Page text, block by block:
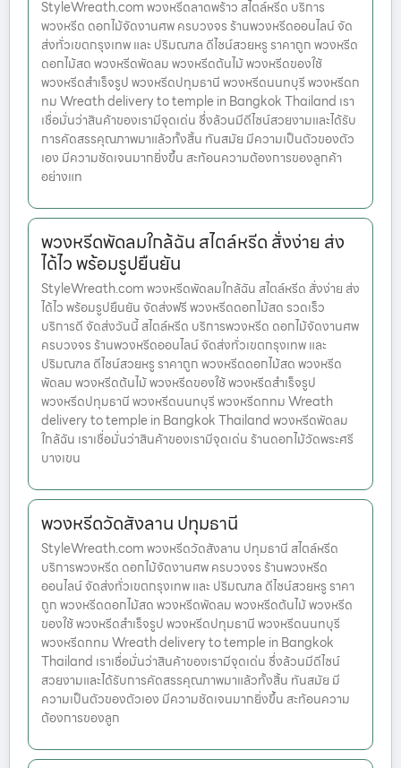
StyleWreath.com พวงหรีดลาดพร้าว สไตล์หรีด บริการ
พวงหรีด ดอกไม้จัดงานศพ ครบวงจร ร้านพวงหรีดออนไลน์ จัด
ส่งทั่วเขตกรุงเทพ และ ปริมณฑล ดีไซน์สวยหรู ราคาถูก พวงหรีด
ดอกไม้สด พวงหรีดพัดลม พวงหรีดต้นไม้ พวงหรีดของใช้
พวงหรีดสำเร็จรูป พวงหรีดปทุมธานี พวงหรีดนนทบุรี พวงหรีดก
ทม Wreath delivery to temple in Bangkok Thailand เรา
เชื่อมั่นว่าสินค้าของเรามีจุดเด่น ซึ่งล้วนมีดีไซน์สวยงามและได้รับ
การคัดสรรคุณภาพมาแล้วทั้งสิ้น ทันสมัย มีความเป็นตัวของตัว
เอง มีความชัดเจนมากยิ่งขึ้น สะท้อนความต้องการของลูกค้า
อย่างแท
พวงหรีดพัดลมใกล้ฉัน สไตล์หรีด สั่งง่าย ส่ง
ได้ไว พร้อมรูปยืนยัน
StyleWreath.com พวงหรีดพัดลมใกล้ฉัน สไตล์หรีด สั่งง่าย ส่ง
ได้ไว พร้อมรูปยืนยัน จัดส่งฟรี พวงหรีดดอกไม้สด รวดเร็ว
บริการดี จัดส่งวันนี้ สไตล์หรีด บริการพวงหรีด ดอกไม้จัดงานศพ
ครบวงจร ร้านพวงหรีดออนไลน์ จัดส่งทั่วเขตกรุงเทพ และ
ปริมณฑล ดีไซน์สวยหรู ราคาถูก พวงหรีดดอกไม้สด พวงหรีด
พัดลม พวงหรีดต้นไม้ พวงหรีดของใช้ พวงหรีดสำเร็จรูป
พวงหรีดปทุมธานี พวงหรีดนนทบุรี พวงหรีดกทม Wreath
delivery to temple in Bangkok Thailand พวงหรีดพัดลม
ใกล้ฉัน เราเชื่อมั่นว่าสินค้าของเรามีจุดเด่น ร้านดอกไม้วัดพระศรี
บางเขน
พวงหรีดวัดสังลาน ปทุมธานี
StyleWreath.com พวงหรีดวัดสังลาน ปทุมธานี สไตล์หรีด
บริการพวงหรีด ดอกไม้จัดงานศพ ครบวงจร ร้านพวงหรีด
ออนไลน์ จัดส่งทั่วเขตกรุงเทพ และ ปริมณฑล ดีไซน์สวยหรู ราคา
ถูก พวงหรีดดอกไม้สด พวงหรีดพัดลม พวงหรีดต้นไม้ พวงหรีด
ของใช้ พวงหรีดสำเร็จรูป พวงหรีดปทุมธานี พวงหรีดนนทบุรี
พวงหรีดกทม Wreath delivery to temple in Bangkok
Thailand เราเชื่อมั่นว่าสินค้าของเรามีจุดเด่น ซึ่งล้วนมีดีไซน์
สวยงามและได้รับการคัดสรรคุณภาพมาแล้วทั้งสิ้น ทันสมัย มี
ความเป็นตัวของตัวเอง มีความชัดเจนมากยิ่งขึ้น สะท้อนความ
ต้องการของลูก